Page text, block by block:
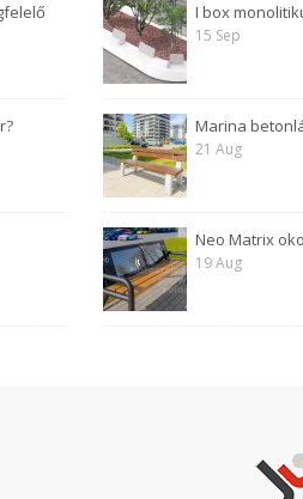
I box
15 Sep
Marina
21 Aug
Neo Matrix
19 Aug